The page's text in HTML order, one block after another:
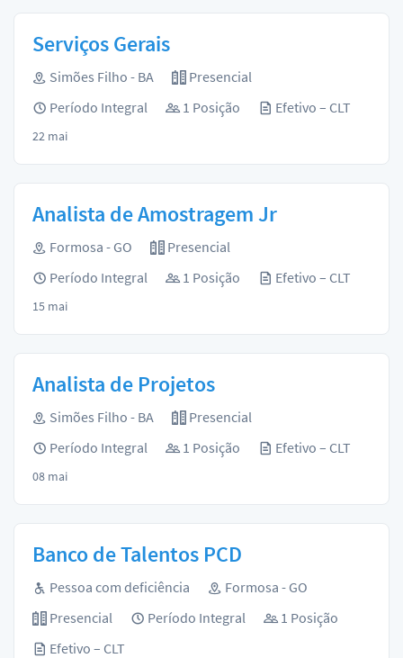
Serviços Gerais
Simões Filho - BA
Presencial
Período Integral
1 Posição Efetivo – CLT
22 mai
Analista de Amostragem Jr
Formosa - GO
Presencial
Período Integral
1 Posição Efetivo – CLT
15 mai
Analista de Projetos
Simões Filho - BA
Presencial
Período Integral
1 Posição Efetivo – CLT
08 mai
Banco de Talentos PCD
Pessoa com deficiência
Formosa - GO
Presencial
Período Integral
1 Posição
Efetivo – CLT